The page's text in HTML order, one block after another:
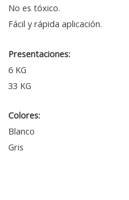
No es tóxico.
Fácil y rápida aplicación.
Presentaciones:
6 KG
33 KG
Colores:
Blanco
Gris